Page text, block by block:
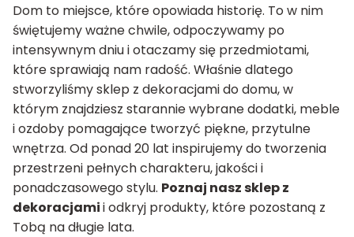
Dom to miejsce, które opowiada historię. To w nim
świętujemy ważne chwile, odpoczywamy po
intensywnym dniu i otaczamy się przedmiotami,
które sprawiają nam radość. Właśnie dlatego
stworzyliśmy sklep z dekoracjami do domu, w
którym znajdziesz starannie wybrane dodatki, meble
i ozdoby pomagające tworzyć piękne, przytulne
wnętrza. Od ponad 20 lat inspirujemy do tworzenia
przestrzeni pełnych charakteru, jakości i
ponadczasowego stylu. Poznaj nasz sklep z
dekoracjamii odkryj produkty, które pozostaną z
Tobą na długie lata.